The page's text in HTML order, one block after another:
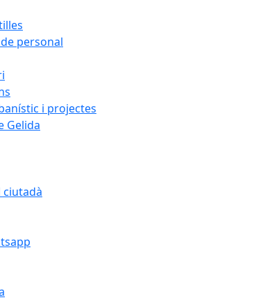
personal
i projectes
Gelida
ciutadà